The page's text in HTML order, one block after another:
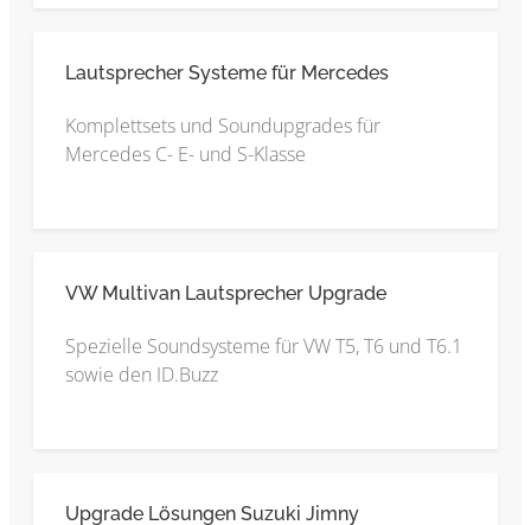
Lautsprecher Systeme für Mercedes
Komplettsets und Soundupgrades für
Mercedes C- E- und S-Klasse
VW Multivan Lautsprecher Upgrade
Spezielle Soundsysteme für VW T5, T6 und T6.1
sowie den ID.Buzz
Upgrade Lösungen Suzuki Jimny